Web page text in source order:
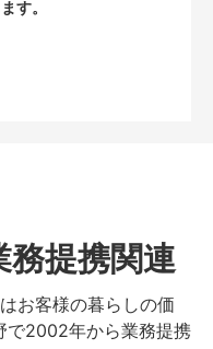
す。
務提携関連
お客様の暮らしの価
で2002年から業務提携